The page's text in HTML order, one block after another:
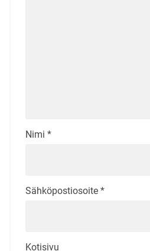
Nimi *
Sähköpostiosoite *
Kotisivu